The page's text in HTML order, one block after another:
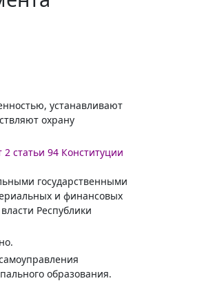
устанавливают
охрану
статьи 94 Конституции
государственными
и финансовых
Республики
образования.